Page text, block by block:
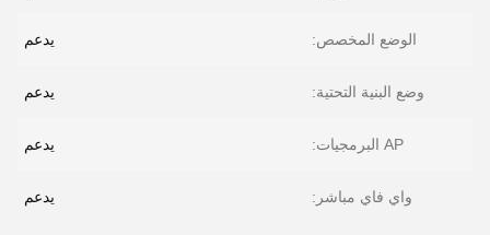
الوضع المخصص: يدعم
وضع البنية التحتية: يدعم
AP البرمجيات: يدعم
واي فاي مباشر: يدعم